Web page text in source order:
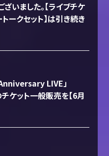
いました。【ライブチケ
ークセット】は引き続き
LIVE」
ケット一般販売を【6月